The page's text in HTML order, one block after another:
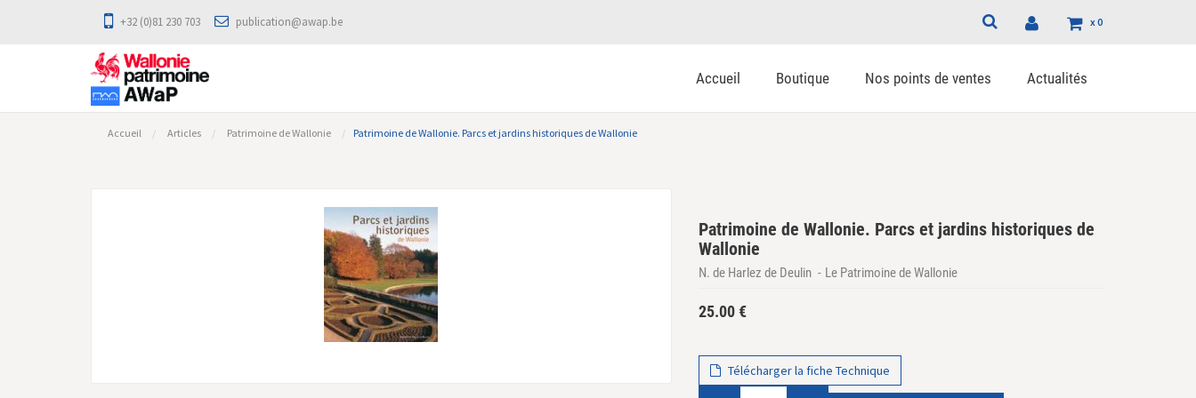
+32 (0)81 230 703 publication@awap.be x0
Accueil Boutique Nos points de ventes Actualités
Accueil Articles Patrimoine de Wallonie Patrimoine de Wallonie. Parcs et jardins historiques de Wallonie
Patrimoine de Wallonie. Parcs et jardins historiques de
Wallonie
N. de Harlez de Deulin Le Patrimoine de Wallonie
25.00€
Télécharger la fiche Technique